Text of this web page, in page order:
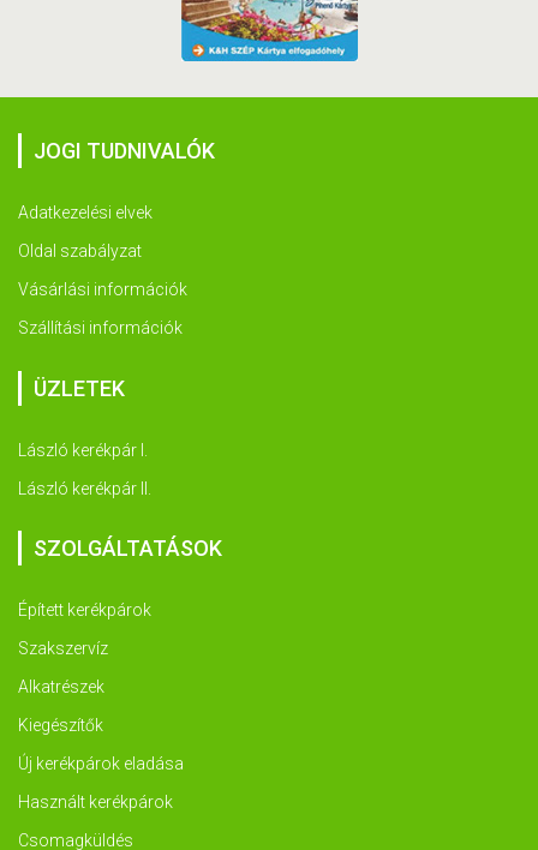
JOGI TUDNIVALÓK
Adatkezelési elvek
Oldal szabályzat
Vásárlási információk
Szállítási információk
ÜZLETEK
László kerékpár I.
László kerékpár II.
SZOLGÁLTATÁSOK
Épített kerékpárok
Szakszervíz
Alkatrészek
Kiegészítők
Új kerékpárok eladása
Használt kerékpárok
Csomagküldés